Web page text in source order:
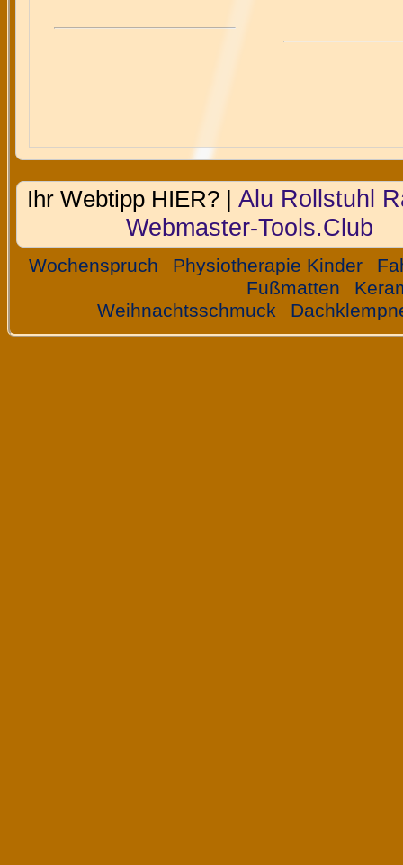
Ihr Webtipp HIER? | Alu Rollstuhl
Webmaster-Tools.Club
Wochenspruch Physiotherapie Kinder
Fußmatten
Weihnachtsschmuck